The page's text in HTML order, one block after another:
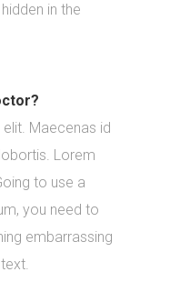
in the
Maecenas id
Lorem
to use a
you need to
embarrassing